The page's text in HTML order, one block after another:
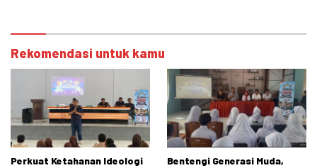
Rekomendasi untuk kamu
Perkuat Ketahanan Ideologi
Bentengi Generasi Muda,